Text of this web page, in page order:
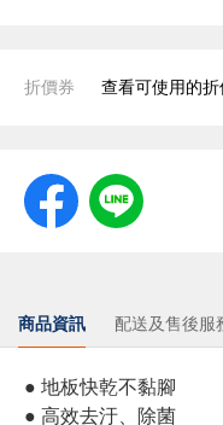
折價券 查看可使用的折
商品資訊 配送及售後服
● 地板快乾不黏腳
● 高效去汙、除菌